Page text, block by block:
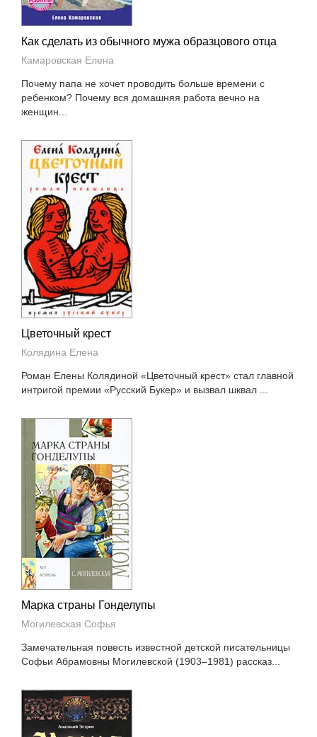
Как сделать из обычного мужа образцового отца
Камаровская Елена
Почему папа не хочет проводить больше времени с
ребенком? Почему вся домашняя работа вечно на
женщин...
Цветочный крест
Колядина Елена
Роман Елены Колядиной «Цветочный крест» стал главной
интригой премии «Русский Букер» и вызвал шквал ...
Марка страны Гонделупы
Могилевская Софья
Замечательная повесть известной детской писательницы
Софьи Абрамовны Могилевской (1903–1981) рассказ...